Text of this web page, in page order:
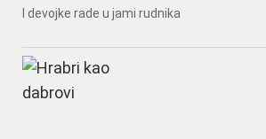
I devojke rade u jami rudnika